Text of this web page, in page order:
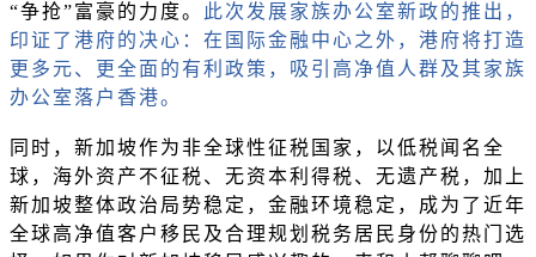
“争抢”富豪的力度。
此次发展家族办公室新政的推出，
印证了港府的决心：在国际金融中心之外，港府将打造
更多元、更全面的有利政策，吸引高净值人群及其家族
办公室落户香港。
同时，新加坡作为非全球性征税国家，以低税闻名全
球，海外资产不征税、无资本利得税、无遗产税，加上
新加坡整体政治局势稳定，金融环境稳定，成为了近年
全球高净值客户移民及合理规划税务居民身份的热门选